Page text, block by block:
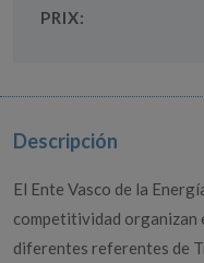
PRIX:
Descripción
El Ente Vasco de la
competitividad organizan
diferentes referentes de